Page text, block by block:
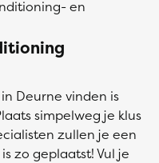
en
Deurne vinden is
simpelweg je klus
zullen je een
zo geplaatst! Vul je